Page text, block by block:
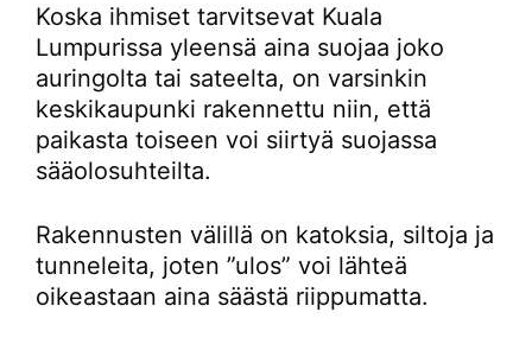
Koska ihmiset tarvitsevat Kuala
Lumpurissa yleensä aina suojaa joko
auringolta tai sateelta, on varsinkin
keskikaupunki rakennettu niin, että
paikasta toiseen voi siirtyä suojassa
sääolosuhteilta.
Rakennusten välillä on katoksia, siltoja ja
tunneleita, joten ”ulos” voi lähteä
oikeastaan aina säästä riippumatta.